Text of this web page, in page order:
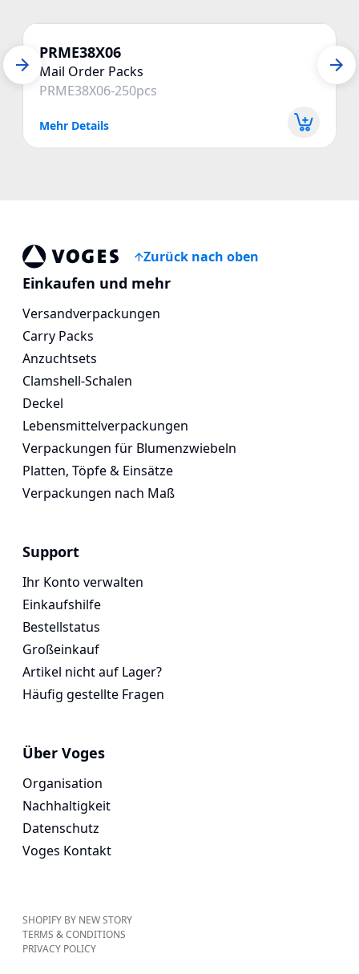
PRME38X06
Mail Order Packs
PRME38X06-250pcs
Mehr Details
Voges Online Store
Zurück nach oben
Einkaufen und mehr
Versandverpackungen
Carry Packs
Anzuchtsets
Clamshell-Schalen
Deckel
Lebensmittelverpackungen
Verpackungen für Blumenzwiebeln
Platten, Töpfe & Einsätze
Verpackungen nach Maß
Support
Ihr Konto verwalten
Einkaufshilfe
Bestellstatus
Großeinkauf
Artikel nicht auf Lager?
Häufig gestellte Fragen
Über Voges
Organisation
Nachhaltigkeit
Datenschutz
Voges Kontakt
SHOPIFY BY NEW STORY
TERMS & CONDITIONS
PRIVACY POLICY